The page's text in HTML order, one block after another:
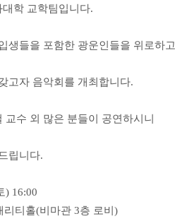
학 교학팀입니다.
생들을 포함한 광운인들을 위로하고
고자 음악회를 개최합니다.
수 외 많은 분들이 공연하시니
립니다.
) 16:00
티홀(비마관 3층 로비)